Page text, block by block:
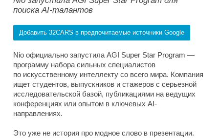
поиска AI-талантов
Добавить 32CARS в предпочитаемые источники Google
Nio официально запустила AGI Super Star Program —
программу набора сильных специалистов
по искусственному интеллекту со всего мира. Компания
ищет студентов, выпускников и стажеров с серьезной
исследовательской базой, публикациями на ведущих
конференциях или опытом в ключевых AI-
направлениях.
Это уже не история про модное слово в презентации.